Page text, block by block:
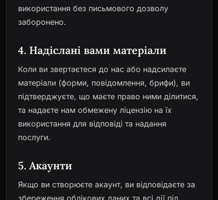
використання без письмового дозволу
заборонено.
4. Надіслані вами матеріали
Коли ви звертаєтеся до нас або надсилаєте
матеріали (форми, повідомлення, брифи), ви
підтверджуєте, що маєте право ними ділитися,
та надаєте нам обмежену ліцензію на їх
використання для відповіді та надання
послуги.
5. Акаунти
Якщо ви створюєте акаунт, ви відповідаєте за
збереження облікових даних та всі дії під